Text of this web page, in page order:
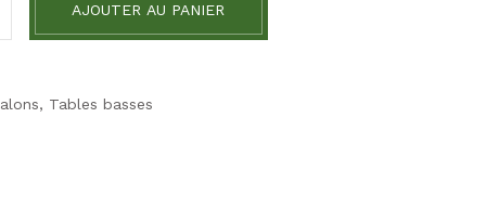
AJOUTER AU PANIER
, Tables basses